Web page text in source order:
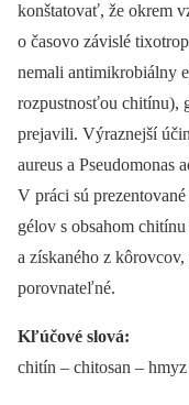
konštatovať, že okrem
o časovo závislé
nemali antimikrobiálny
rozpustnosťou chitínu),
prejavili. Výraznejší
aureus a Pseudomonas
V práci sú
gélov s obsahom
a získaného z
porovnateľné.
Kľúčové slová:
chitín –⁠ chitosan –⁠